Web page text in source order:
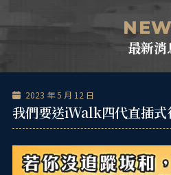
至
內
最新消
2023 年 5 月 12 日
我們要送iWalk四代直插